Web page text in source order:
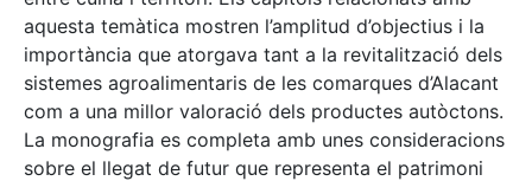
aquesta temàtica mostren l’amplitud d’objectius i la
importància que atorgava tant a la revitalització dels
sistemes agroalimentaris de les comarques d’Alacant
com a una millor valoració dels productes autòctons.
La monografia es completa amb unes consideracions
sobre el llegat de futur que representa el patrimoni